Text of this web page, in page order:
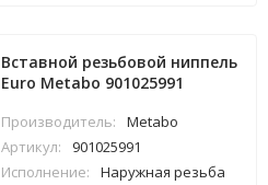
Вставной резьбовой ниппель
Euro Metabo 901025991
Производитель:
Metabo
Артикул:
901025991
Исполнение:
Наружная резьба